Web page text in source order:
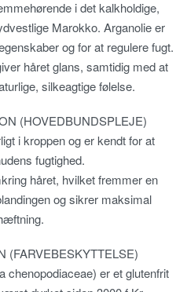
i det kalkholdige,
Marokko. Arganolie er
og for at regulere fugt.
håret glans, samtidig med at
silkeagtige følelse.
(HOVEDBUNDSPLEJE)
i kroppen og er kendt for at
fugtighed.
håret, hvilket fremmer en
og sikrer maksimal
(FARVEBESKYTTELSE)
chenopodiaceae) er et glutenfrit